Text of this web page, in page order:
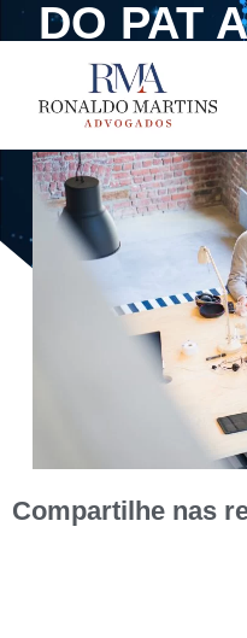
DO PAT
Compartilhe nas